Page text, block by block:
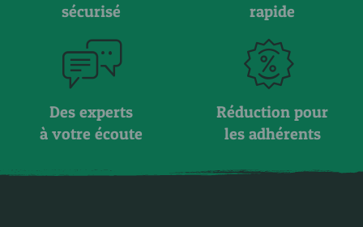
sécurisé
rapide
Des experts
à votre écoute
Réduction pour
les adhérents